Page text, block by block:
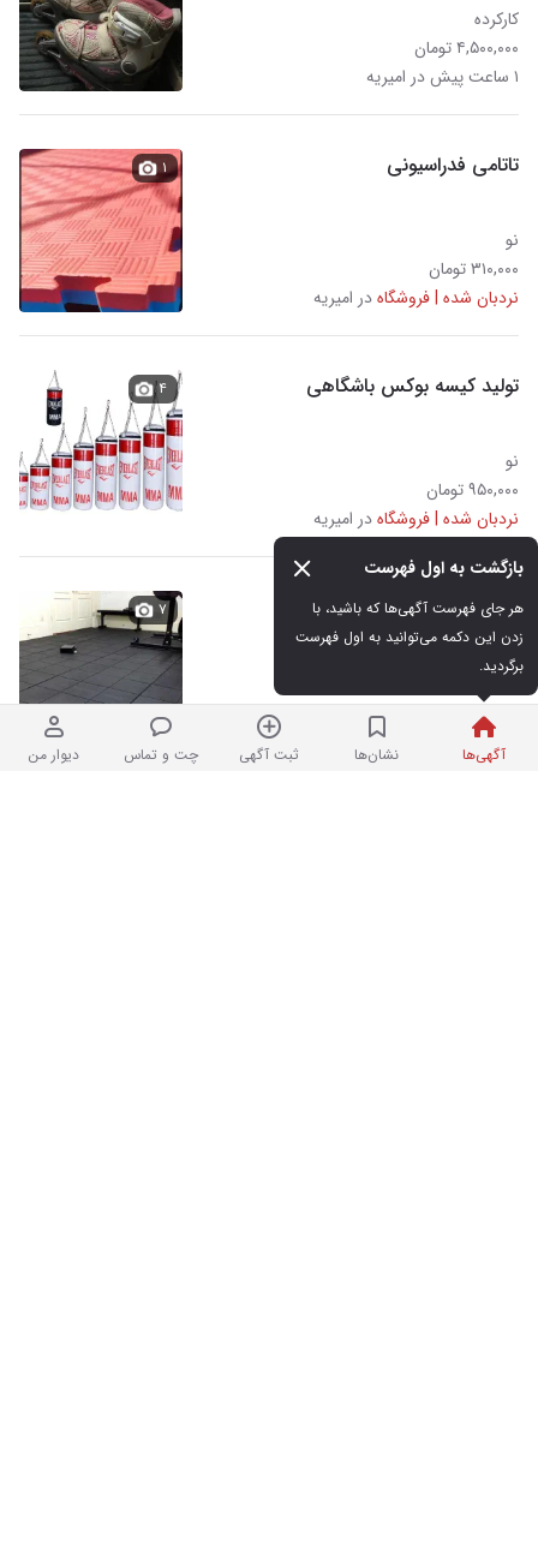
آگهی‌ها
بازگشت به اول فهرست
برگردید.
نشان‌ها ثبت آگهی چت و تماس دیوار من
کارکرده
۴,۵۰۰,۰۰۰ تومان
۱ ساعت پیش در امیریه
تاتامی فدراسیونی
نو
۳۱۰,۰۰۰ تومان
نردبان شده | فروشگاهدر امیریه
۱
تولید کیسه بوکس باشگاهی
نو
۹۵۰,۰۰۰ تومان
نردبان شده | فروشگاهدر امیریه
۴
کفپوش گرانول
نو
۷۰۰,۰۰۰ تومان
نردبان شده | فروشگاهدر امیریه
۷